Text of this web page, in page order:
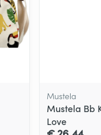
Mustela
Mustela Bb
Love